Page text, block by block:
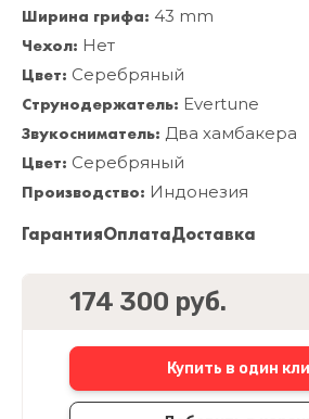
Ширина грифа: 43 mm
Чехол: Нет
Цвет: Серебряный
Струнодержатель: Evertune
Звукосниматель: Два хамбакера
Цвет: Серебряный
Производство: Индонезия
ГарантияОплатаДоставка
174 300 руб.
Купить в один